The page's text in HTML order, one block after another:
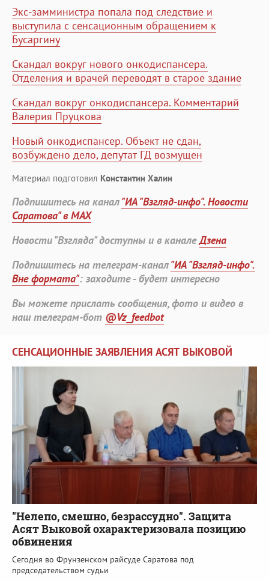
Экс-замминистра попала под следствие и
выступила с сенсационным обращением к
Бусаргину
Скандал вокруг нового онкодиспансера.
Отделения и врачей переводят в старое здание
Скандал вокруг онкодиспансера. Комментарий
Валерия Пруцкова
Новый онкодиспансер. Объект не сдан,
возбуждено дело, депутат ГД возмущен
Материал подготовил Константин Халин
Подпишитесь на канал"ИА "Взгляд-инфо". Новости
Саратова" в MAX
Новости "Взгляда" доступны и в каналеДзена
Подпишитесь на телеграм-канал"ИА "Взгляд-инфо".
Вне формата": заходите - будет интересно
Вы можете прислать сообщения, фото и видео в
наш телеграм-бот @Vz_feedbot
СЕНСАЦИОННЫЕ ЗАЯВЛЕНИЯ АСЯТ ВЫКОВОЙ
"Нелепо, смешно, безрассудно". Защита
Асят Выковой охарактеризовала позицию
обвинения
Сегодня во Фрунзенском райсуде Саратова под
председательством судьи